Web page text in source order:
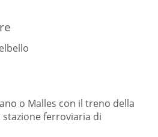
o Malles con il treno della
stazione ferroviaria di